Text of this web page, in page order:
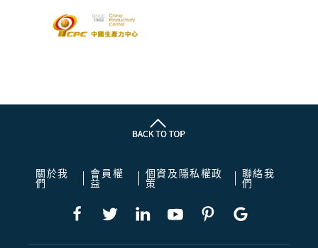
關於我
們
會員權
益
個資及隱私權政
策
聯絡我
們